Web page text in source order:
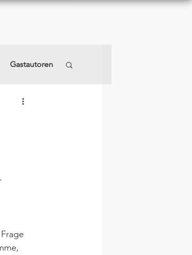
Gastautoren